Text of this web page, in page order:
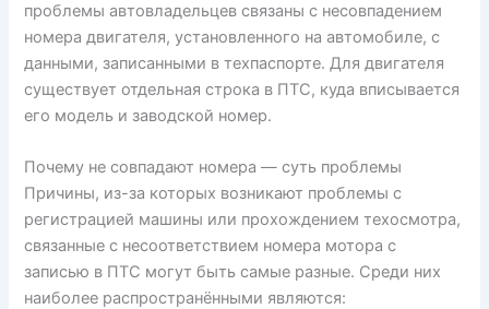
проблемы автовладельцев связаны с несовпадением
номера двигателя, установленного на автомобиле, с
данными, записанными в техпаспорте. Для двигателя
существует отдельная строка в ПТС, куда вписывается
его модель и заводской номер.
Почему не совпадают номера — суть проблемы
Причины, из-за которых возникают проблемы с
регистрацией машины или прохождением техосмотра,
связанные с несоответствием номера мотора с
записью в ПТС могут быть самые разные. Среди них
наиболее распространёнными являются: